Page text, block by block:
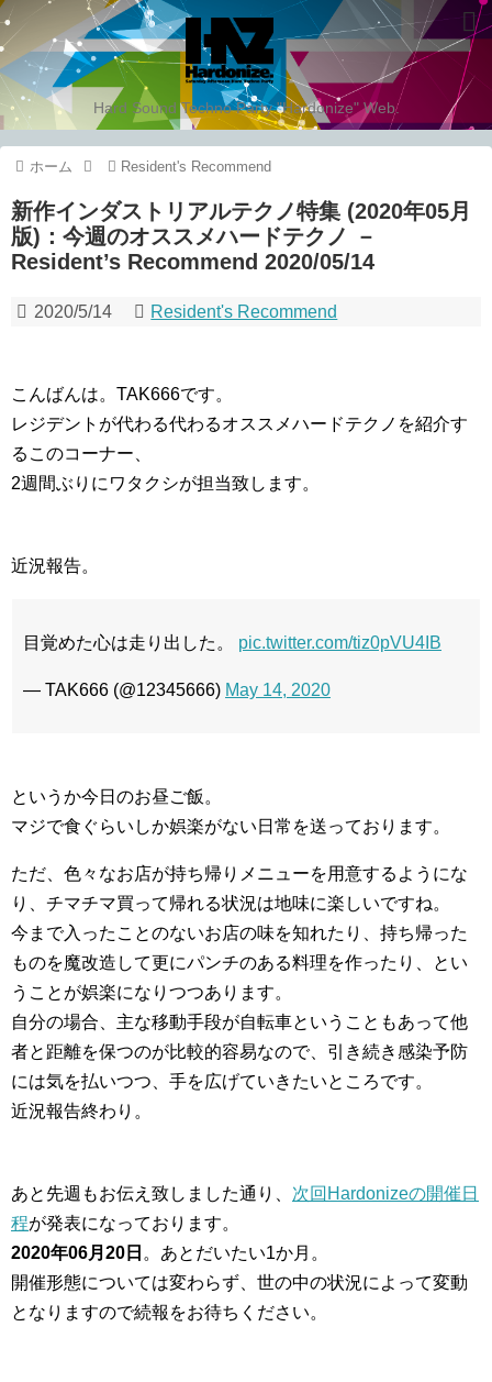
Hard Sound Techno Party "Hardonize" Web.
ホーム Resident's Recommend
新作インダストリアルテクノ特集 (2020年05月
版)：今週のオススメハードテクノ －
Resident’s Recommend 2020/05/14
2020/5/14 Resident's Recommend
こんばんは。TAK666です。
レジデントが代わる代わるオススメハードテクノを紹介す
るこのコーナー、
2週間ぶりにワタクシが担当致します。
近況報告。
目覚めた心は走り出した。 pic.twitter.com/tiz0pVU4IB
— TAK666 (@12345666) May 14, 2020
というか今日のお昼ご飯。
マジで食ぐらいしか娯楽がない日常を送っております。
ただ、色々なお店が持ち帰りメニューを用意するようにな
り、チマチマ買って帰れる状況は地味に楽しいですね。
今まで入ったことのないお店の味を知れたり、持ち帰った
ものを魔改造して更にパンチのある料理を作ったり、とい
うことが娯楽になりつつあります。
自分の場合、主な移動手段が自転車ということもあって他
者と距離を保つのが比較的容易なので、引き続き感染予防
には気を払いつつ、手を広げていきたいところです。
近況報告終わり。
あと先週もお伝え致しました通り、 次回Hardonizeの開催日
程が発表になっております。
2020年06月20日 。あとだいたい1か月。
開催形態については変わらず、世の中の状況によって変動
となりますので続報をお待ちください。